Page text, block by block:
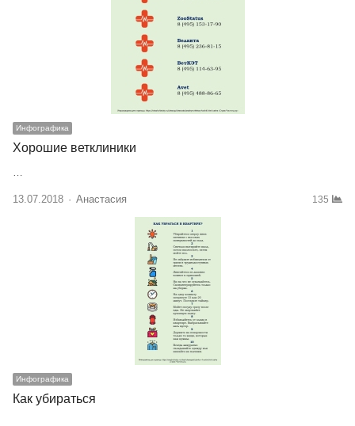
Инфографика
Хорошие ветклиники
13.07.2018 Author
Анастасия 135
Инфографика
Как убираться